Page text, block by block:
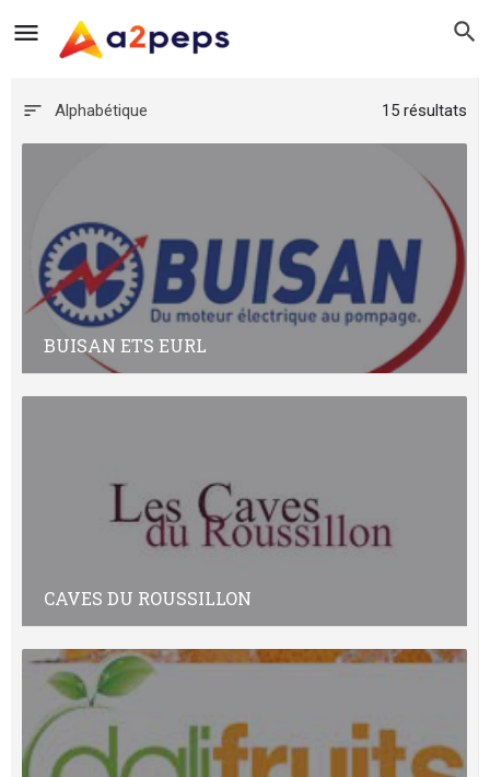
Alphabétique 15 résultats
BUISAN ETS EURL
CAVES DU ROUSSILLON